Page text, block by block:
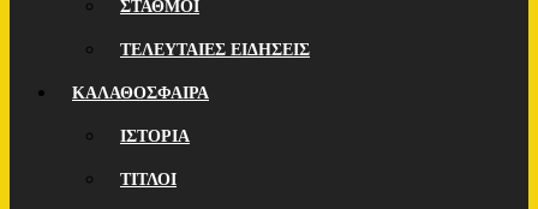
ΣΤΑΘΜΟΙ
ΤΕΛΕΥΤΑΙΕΣ ΕΙΔΗΣΕΙΣ
ΚΑΛΑΘΟΣΦΑΙΡΑ
ΙΣΤΟΡΙΑ
ΤΙΤΛΟΙ